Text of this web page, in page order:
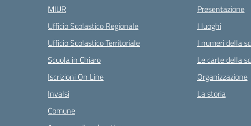
MIUR
Ufficio Scolastico Regionale
Ufficio Scolastico Territoriale
Scuola in Chiaro
Iscrizioni On Line
Invalsi
Comune
Presentazione
I luoghi
I numeri della
Le carte della
Organizzazione
La storia